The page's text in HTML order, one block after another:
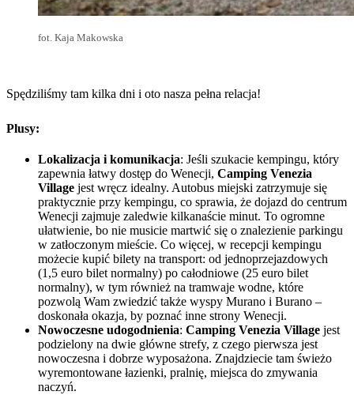
fot. Kaja Makowska
Spędziliśmy tam kilka dni i oto nasza pełna relacja!
Plusy:
Lokalizacja i komunikacja: Jeśli szukacie kempingu, który
zapewnia łatwy dostęp do Wenecji, Camping Venezia
Village jest wręcz idealny. Autobus miejski zatrzymuje się
praktycznie przy kempingu, co sprawia, że dojazd do centrum
Wenecji zajmuje zaledwie kilkanaście minut. To ogromne
ułatwienie, bo nie musicie martwić się o znalezienie parkingu
w zatłoczonym mieście. Co więcej, w recepcji kempingu
możecie kupić bilety na transport: od jednoprzejazdowych
(1,5 euro bilet normalny) po całodniowe (25 euro bilet
normalny), w tym również na tramwaje wodne, które
pozwolą Wam zwiedzić także wyspy Murano i Burano –
doskonała okazja, by poznać inne strony Wenecji.
Nowoczesne udogodnienia: Camping Venezia Village jest
podzielony na dwie główne strefy, z czego pierwsza jest
nowoczesna i dobrze wyposażona. Znajdziecie tam świeżo
wyremontowane łazienki, pralnię, miejsca do zmywania
naczyń.